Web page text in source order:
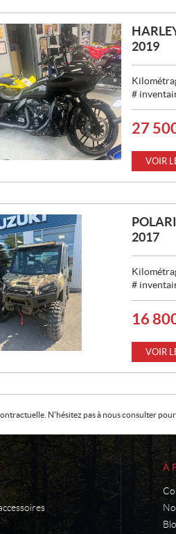
:
2019
#
P
X
:
27
VOIR
2017
#
P
X
:
16
VOIR
N'hésitez pas à nous consulter pour
À